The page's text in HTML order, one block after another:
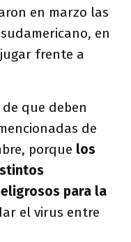
en marzo las
en
frente a
que deben
de
porque los
para la
el virus entre